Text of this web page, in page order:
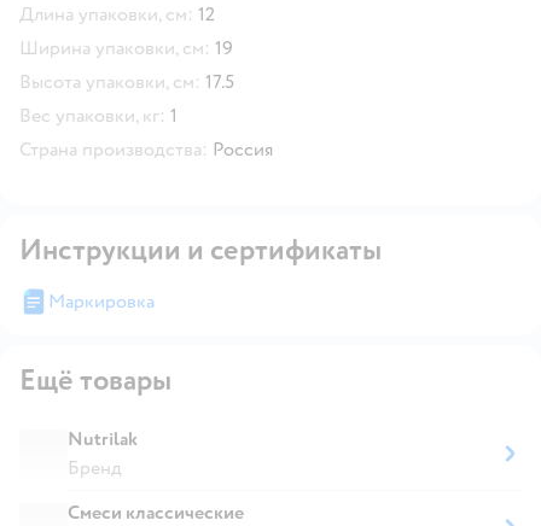
Длина упаковки, см: 12
Ширина упаковки, см: 19
Высота упаковки, см: 17.5
Вес упаковки, кг: 1
Страна производства: Россия
Инструкции и сертификаты
Маркировка
Ещё товары
Nutrilak
Бренд
Смеси классические